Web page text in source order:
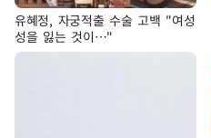
유혜정, 자궁적출 수술 고백 "여성
성을 잃는 것이…"